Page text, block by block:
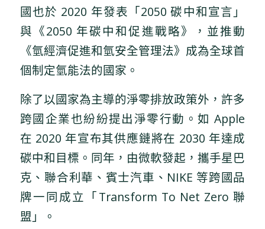
國也於 2020 年發表「2050 碳中和宣言」
與《2050 年碳中和促進戰略》，並推動
《氫經濟促進和氫安全管理法》成為全球首
個制定氫能法的國家。
除了以國家為主導的淨零排放政策外，許多
跨國企業也紛紛提出淨零行動。如 Apple
在 2020 年宣布其供應鏈將在 2030 年達成
碳中和目標。同年，由微軟發起，攜手星巴
克、聯合利華、賓士汽車、NIKE 等跨國品
牌一同成立「Transform To Net Zero 聯
盟」。